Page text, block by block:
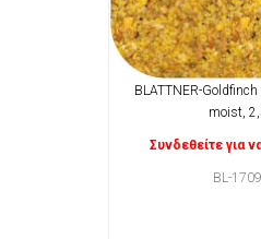
BLATTNER-
moist,
Συνδεθείτε για
BL-